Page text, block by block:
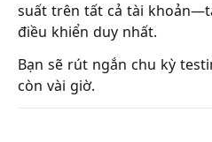
suất trên tất cả tài
điều khiển duy nhất.
Bạn sẽ rút ngắn chu kỳ
còn vài giờ.